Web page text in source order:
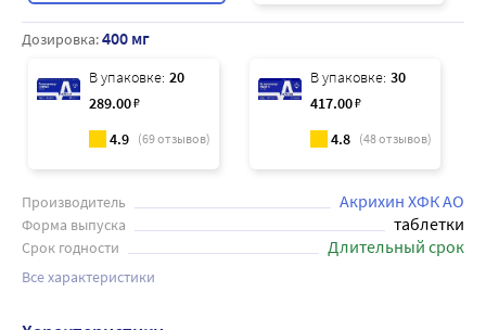
Дозировка:400 мг
В упаковке: 20
289.00₽
4.9 (69отзывов)
В упаковке: 30
417.00₽
4.8 (48отзывов)
Производитель Акрихин ХФК АО
Форма выпуска таблетки
Срок годности Длительный срок
Все характеристики